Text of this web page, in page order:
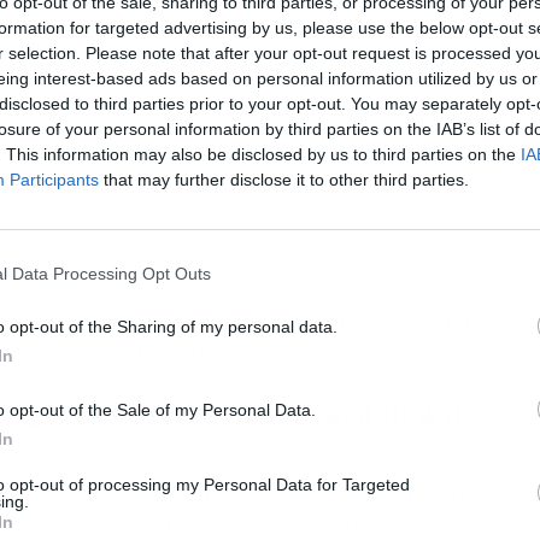
for targeted advertising by us, please use the below opt-out
selection. Please note that after your opt-out request is processed
interest-based ads based on personal information utilized by us
to third parties prior to your opt-out. You may separately
of your personal information by third parties on the IAB’s list of
This information may also be disclosed by us to third parties on the
Participants that may further disclose it to other third parties.
Data Processing Opt Outs
opt-out of the Sharing of my personal data.
opt-out of the Sale of my Personal Data.
opt-out of processing my Personal Data for Targeted
opciones a la hora de encontrar el alojamiento
lejos del turismo de masas.
una finca o villa vacacional
en Mallorca implica tener en cuenta una
según las necesidades y el presupuesto